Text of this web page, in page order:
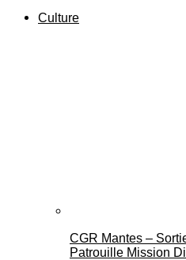
Culture
CGR Mantes –
Patrouille Mission